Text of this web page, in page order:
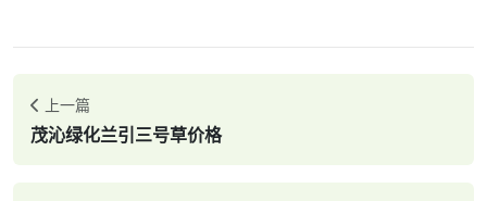
上一篇
茂沁绿化兰引三号草价格